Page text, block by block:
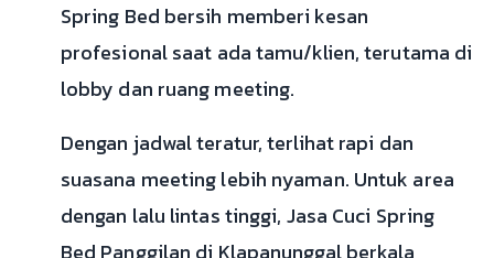
Spring Bed bersih memberi kesan
profesional saat ada tamu/klien, terutama di
lobby dan ruang meeting.
Dengan jadwal teratur, terlihat rapi dan
suasana meeting lebih nyaman. Untuk area
dengan lalu lintas tinggi, Jasa Cuci Spring
Bed Panggilan di Klapanunggal berkala